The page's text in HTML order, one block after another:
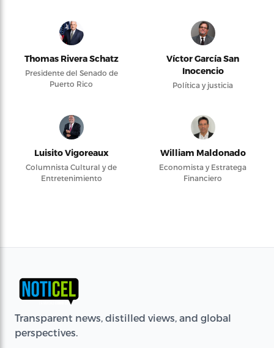
Thomas Rivera Schatz
Presidente del Senado de
Puerto Rico
Víctor García San
Inocencio
Política y justicia
Luisito Vigoreaux
Columnista Cultural y de
Entretenimiento
William Maldonado
Economista y Estratega
Financiero
Transparent news, distilled views, and global
perspectives.